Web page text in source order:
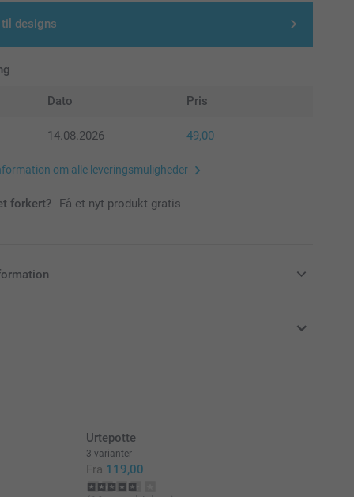
til designs
Dato Pris
14.08.2026 49,00
om alle leveringsmuligheder
forkert? Få et nyt produkt gratis
Urtepotte
3 varianter
Fra 119,00